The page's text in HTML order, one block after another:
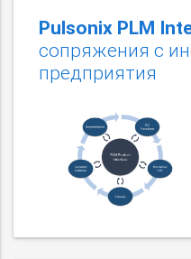
Pulsonix PLM
сопряжения с
предприятия